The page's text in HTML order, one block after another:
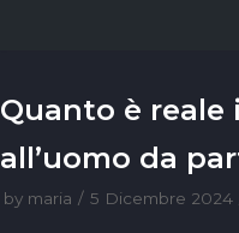
Quanto è
all’uomo da
by maria 5 Dicembre 2024